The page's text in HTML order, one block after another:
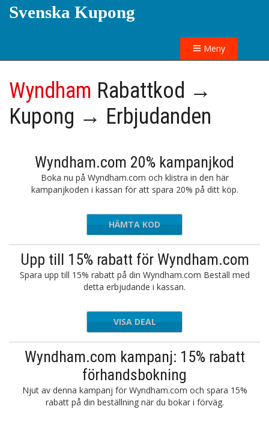
Svenska Kupong
Meny
Wyndham Rabattkod →
Kupong → Erbjudanden
Wyndham.com 20% kampanjkod
Boka nu på Wyndham.com och klistra in den här
kampanjkoden i kassan för att spara 20% på ditt köp.
IS001NF
HÄMTA KOD
Upp till 15% rabatt för Wyndham.com
Spara upp till 15% rabatt på din Wyndham.com Beställ med
detta erbjudande i kassan.
VISA DEAL
Wyndham.com kampanj: 15% rabatt
förhandsbokning
Njut av denna kampanj för Wyndham.com och spara 15%
rabatt på din beställning när du bokar i förväg.